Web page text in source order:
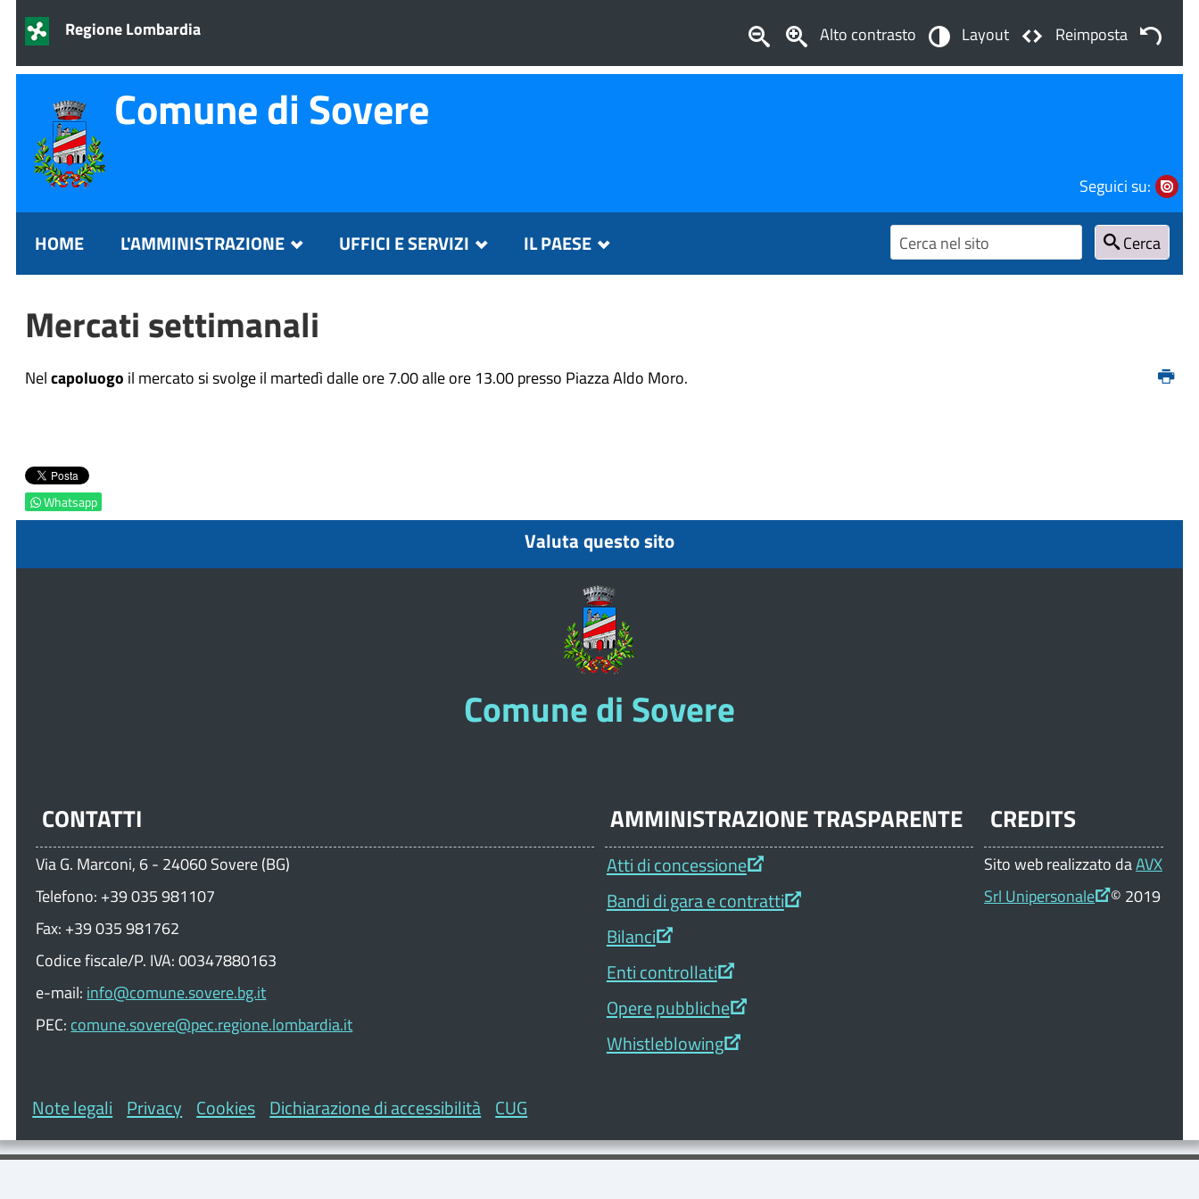
Regione Lombardia Alto contrasto Layout Reimposta
Comune di Sovere
Seguici su:
HOME L'AMMINISTRAZIONE UFFICI E SERVIZI IL PAESE Cerca
Mercati settimanali
Nelcapoluogo il mercato si svolge il martedì dalle ore 7.00 alle ore 13.00 presso Piazza Aldo Moro.
Whatsapp
Valuta questo sito
Comune di Sovere
CONTATTI
Via G. Marconi, 6 - 24060 Sovere (BG)
Telefono: +39 035 981107
Fax: +39 035 981762
Codice fiscale/P. IVA: 00347880163
e-mail: info@comune.sovere.bg.it
PEC: comune.sovere@pec.regione.lombardia.it
AMMINISTRAZIONE TRASPARENTE
Atti di concessione
Bandi di gara e contratti
Bilanci
Enti controllati
Opere pubbliche
Whistleblowing
CREDITS
Sito web realizzato daAVX
Srl Unipersonale © 2019
Note legali Privacy Cookies Dichiarazione di accessibilità CUG
Informazioni importanti:la nostra Informativa sulla privacy è stata aggiornata. Per visualizzare l'Informativa e sapere comeComune di Sovereraccoglie e utilizza le informazioni,